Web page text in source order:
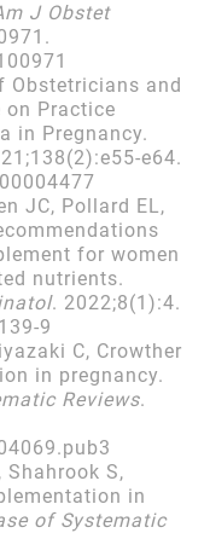
J Obstet
Obstetricians and
on Practice
in Pregnancy.
e64.
JC, Pollard EL,
for women
nutrients.
. 2022;8(1):4.
9
C, Crowther
in pregnancy.
Reviews.
Shahrook S,
in
of Systematic